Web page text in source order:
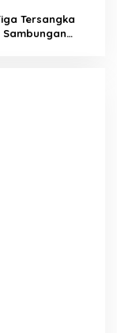
Tersangka
Sambungan